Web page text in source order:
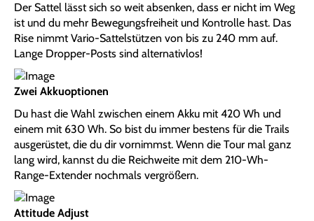
Der Sattel lässt sich so weit absenken, dass er nicht im Weg
ist und du mehr Bewegungsfreiheit und Kontrolle hast. Das
Rise nimmt Vario-Sattelstützen von bis zu 240 mm auf.
Lange Dropper-Posts sind alternativlos!
Zwei Akkuoptionen
Du hast die Wahl zwischen einem Akku mit 420 Wh und
einem mit 630 Wh. So bist du immer bestens für die Trails
ausgerüstet, die du dir vornimmst. Wenn die Tour mal ganz
lang wird, kannst du die Reichweite mit dem 210-Wh-
Range-Extender nochmals vergrößern.
Attitude Adjust